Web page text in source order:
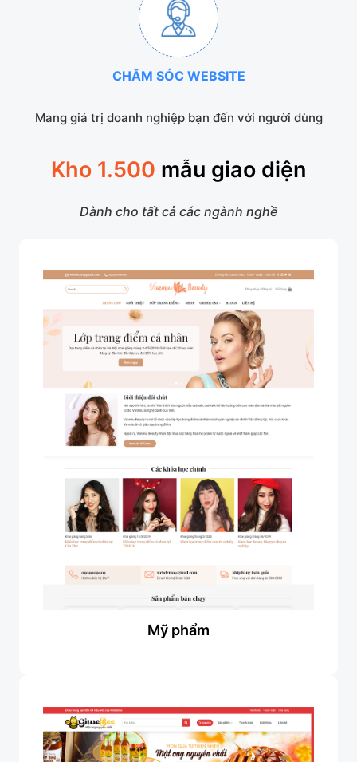
CHĂM SÓC WEBSITE
Mang giá trị doanh nghiệp bạn đến với người dùng
Kho 1.500 mẫu giao diện
Dành cho tất cả các ngành nghề
Mỹ phẩm